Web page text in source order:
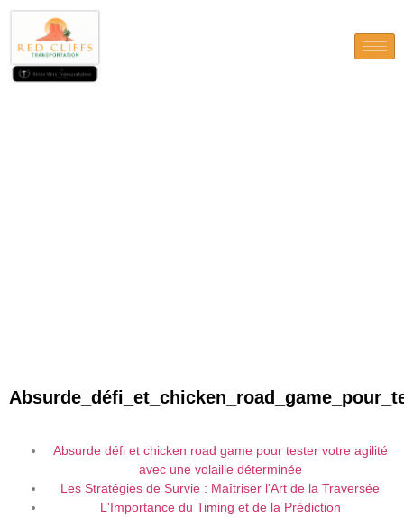
Absurde défi et chicken road game pour tester votre agilité
avec une volaille déterminée
Les Stratégies de Survie : Maîtriser l'Art de la Traversée
L'Importance du Timing et de la Prédiction